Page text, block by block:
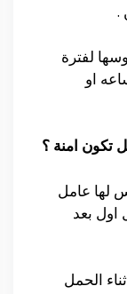
.
لفترة
او
تكون امنة ؟
لها عامل
اول بعد
الحمل